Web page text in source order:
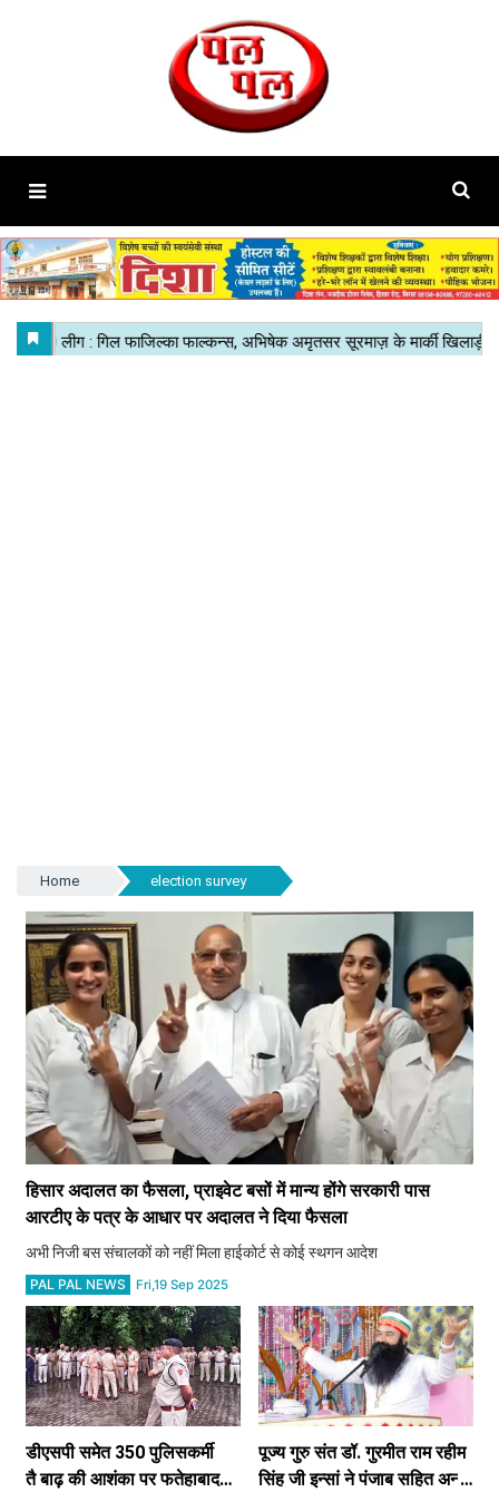
Home election survey
हिसार अदालत का फैसला, प्राइवेट बसों में मान्य होंगे सरकारी पास
आरटीए के पत्र के आधार पर अदालत ने दिया फैसला​​​​​​​
अभी निजी बस संचालकों को नहीं मिला हाईकोर्ट से कोई स्थगन आदेश
PAL PAL NEWS Fri,19 Sep 2025
डीएसपी समेत 350 पुलिसकर्मी
तै बाढ़ की आशंका पर फतेहाबाद
पूज्य गुरु संत डॉ. गुरमीत राम रहीम
सिंह जी इन्सां ने पंजाब सहित अन्य